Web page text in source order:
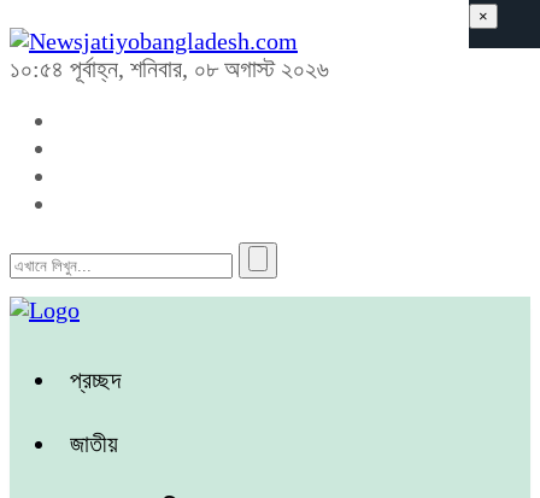
১০:৫৪ পূর্বাহ্ন, শনিবার, ০৮ অগাস্ট ২০২৬
প্রচ্ছদ
জাতীয়
×